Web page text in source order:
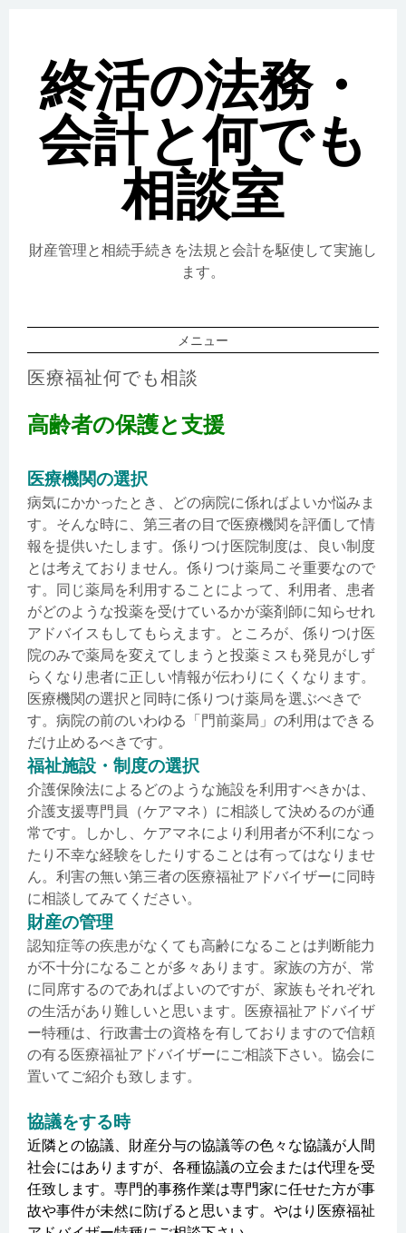
終活の法務・
会計と何でも
相談室
財産管理と相続手続きを法規と会計を駆使して実施し
ます。
メニュー
コンテンツへスキップ
医療福祉何でも相談
高齢者の保護と支援
医療機関の選択
病気にかかったとき、どの病院に係ればよいか悩みま
す。そんな時に、第三者の目で医療機関を評価して情
報を提供いたします。係りつけ医院制度は、良い制度
とは考えておりません。係りつけ薬局こそ重要なので
す。同じ薬局を利用することによって、利用者、患者
がどのような投薬を受けているかが薬剤師に知らせれ
アドバイスもしてもらえます。ところが、係りつけ医
院のみで薬局を変えてしまうと投薬ミスも発見がしず
らくなり患者に正しい情報が伝わりにくくなります。
医療機関の選択と同時に係りつけ薬局を選ぶべきで
す。病院の前のいわゆる「門前薬局」の利用はできる
だけ止めるべきです。
福祉施設・制度の選択
介護保険法によるどのような施設を利用すべきかは、
介護支援専門員（ケアマネ）に相談して決めるのが通
常です。しかし、ケアマネにより利用者が不利になっ
たり不幸な経験をしたりすることは有ってはなりませ
ん。利害の無い第三者の医療福祉アドバイザーに同時
に相談してみてください。
財産の管理
認知症等の疾患がなくても高齢になることは判断能力
が不十分になることが多々あります。家族の方が、常
に同席するのであればよいのですが、家族もそれぞれ
の生活があり難しいと思います。医療福祉アドバイザ
ー特種は、行政書士の資格を有しておりますので信頼
の有る医療福祉アドバイザーにご相談下さい。協会に
置いてご紹介も致します。
協議をする時
近隣との協議、財産分与の協議等の色々な協議が人間
社会にはありますが、各種協議の立会または代理を受
任致します。専門的事務作業は専門家に任せた方が事
故や事件が未然に防げると思います。やはり医療福祉